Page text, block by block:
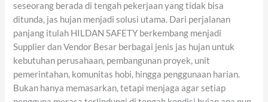
seseorang berada di tengah pekerjaan yang tidak bisa
ditunda, jas hujan menjadi solusi utama. Dari perjalanan
panjang itulah HILDAN SAFETY berkembang menjadi
Supplier dan Vendor Besar berbagai jenis jas hujan untuk
kebutuhan perusahaan, pembangunan proyek, unit
pemerintahan, komunitas hobi, hingga penggunaan harian.
Bukan hanya memasarkan, tetapi menjaga agar setiap